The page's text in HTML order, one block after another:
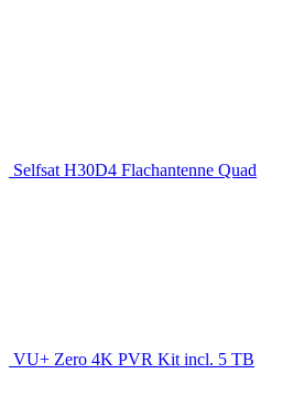
Selfsat H30D4 Flachantenne Quad
VU+ Zero 4K PVR Kit incl. 5 TB